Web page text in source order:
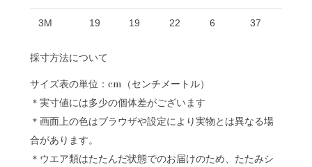
3M 19 19 22 6 37
採寸方法について
サイズ表の単位：cm（センチメートル）
＊実寸値には多少の個体差がございます
＊画面上の色はブラウザや設定により実物とは異なる場
合があります。
＊ウエア類はたたんだ状態でのお届けのため、たたみシ